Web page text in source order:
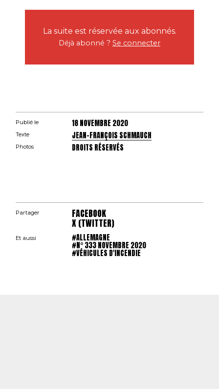
La suite est réservée aux abonnés.
Déjà abonné ? Se connecter
Publié le 18 NOVEMBRE 2020
Texte JEAN-FRANÇOIS SCHMAUCH
Photos DROITS RÉSERVÉS
Partager FACEBOOK
X (TWITTER)
Et aussi #ALLEMAGNE
#N° 333 NOVEMBRE 2020
#VÉHICULES D'INCENDIE